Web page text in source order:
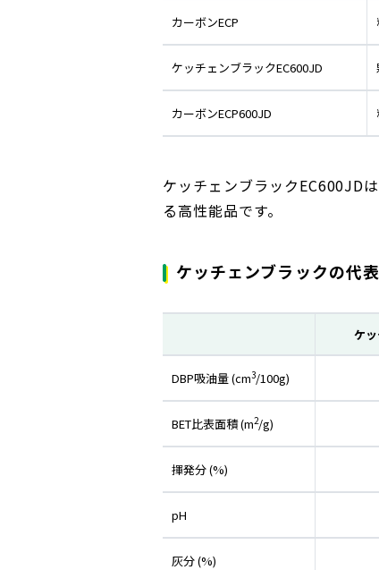
カーボンECP
ケッチェンブラックEC600JD
カーボンECP600JD
ケッチェンブラックEC600JD
る高性能品です。
ケッチェンブラックの代
ケ
DBP吸油量 (cm3/100g)
BET比表面積 (m2/g)
揮発分 (%)
pH
灰分 (%)